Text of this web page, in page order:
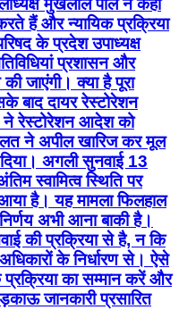
मुखलाल पाल ने कहा
हैं और न्यायिक प्रक्रिया
के प्रदेश उपाध्यक्ष
प्रशासन और
जाएंगी। क्या है पूरा
बाद दायर रेस्टोरेशन
ने रेस्टोरेशन आदेश को
ने अपील खारिज कर मूल
अगली सुनवाई 13
स्वामित्व स्थिति पर
है। यह मामला फिलहाल
अभी आना बाकी है।
की प्रक्रिया से है, न कि
अधिकारों के निर्धारण से। ऐसे
प्रक्रिया का सम्मान करें और
जानकारी प्रसारित